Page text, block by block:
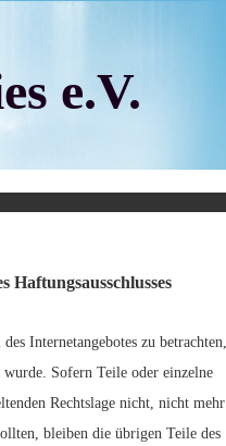
e.V.
Haftungsausschlusses
Internetangebotes zu betrachten,
Sofern Teile oder einzelne
Rechtslage nicht, nicht mehr
bleiben die übrigen Teile des